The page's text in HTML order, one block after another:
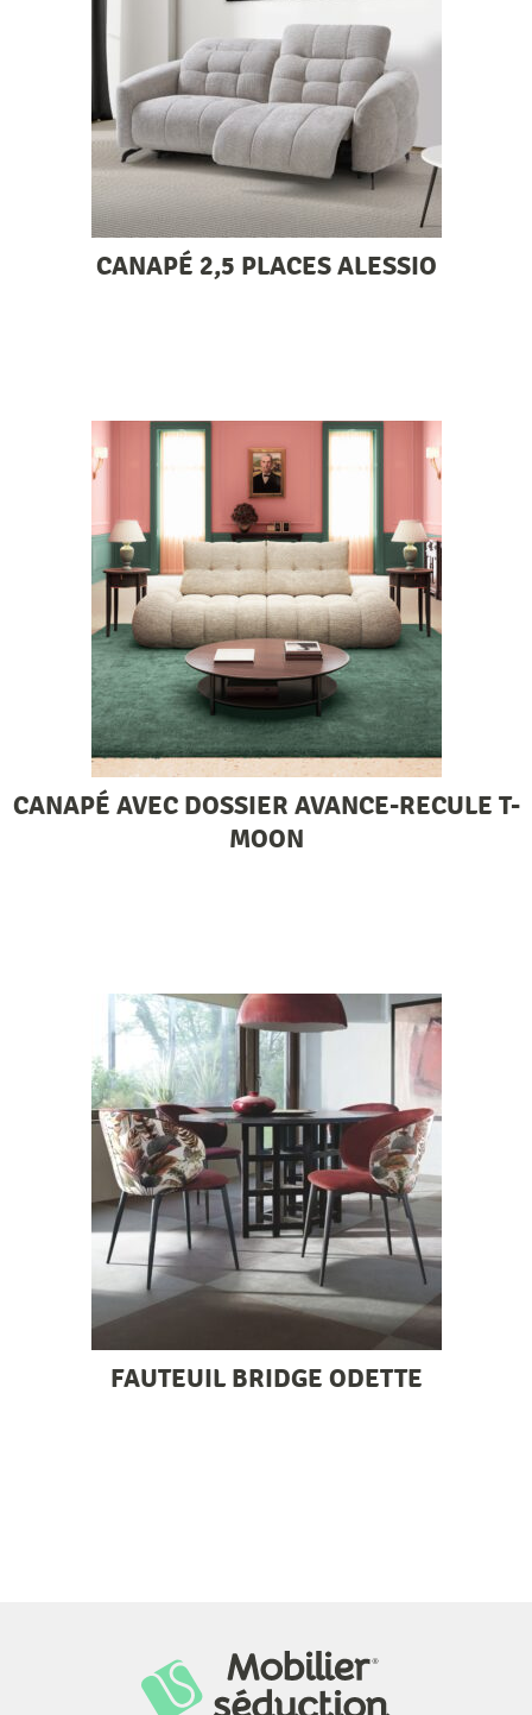
CANAPÉ 2,5 PLACES ALESSIO
CANAPÉ AVEC DOSSIER AVANCE-RECULE T-
MOON
FAUTEUIL BRIDGE ODETTE